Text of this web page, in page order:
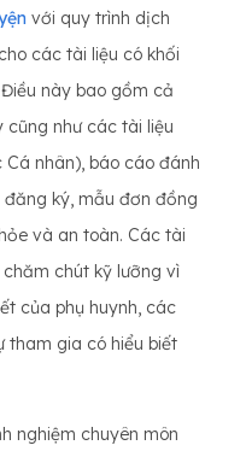
với quy trình dịch
các tài liệu có khối
này bao gồm cả
như các tài liệu
nhân), báo cáo đánh
ký, mẫu đơn đồng
và an toàn. Các tài
chút kỹ lưỡng vì
của phụ huynh, các
tham gia có hiểu biết
nghiệm chuyên môn